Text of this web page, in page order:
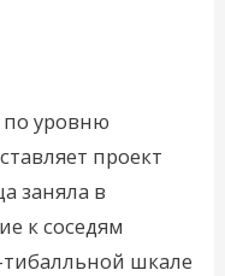
по уровню
проект
заняла в
к соседям
шкале